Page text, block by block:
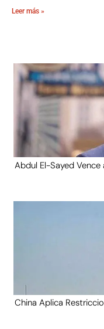
Leer más »
Abdul El-Sayed
China Aplica